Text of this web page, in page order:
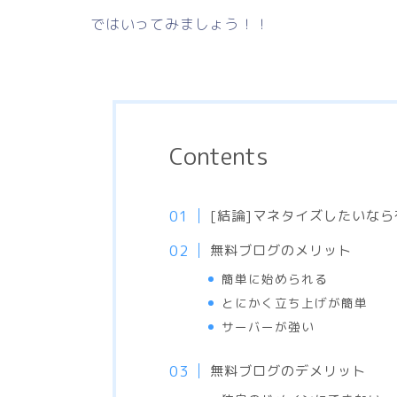
ではいってみましょう！！
Contents
[結論]マネタイズしたいなら
無料ブログのメリット
簡単に始められる
とにかく立ち上げが簡単
サーバーが強い
無料ブログのデメリット